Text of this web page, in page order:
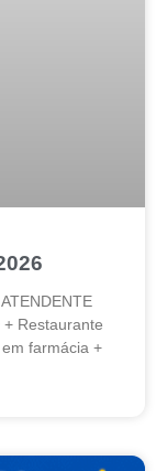
Restaurante
farmácia +